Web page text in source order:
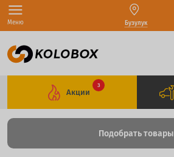
Меню Бузулук
Акции
3
Подобрать товары